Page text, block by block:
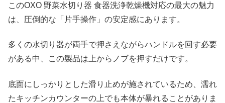
このOXO 野菜水切り器 食器洗浄乾燥機対応の最大の魅力
は、圧倒的な「片手操作」の安定感にあります。
多くの水切り器が両手で押さえながらハンドルを回す必要
がある中、この製品は上からノブを押すだけです。
底面にしっかりとした滑り止めが施されているため、濡れ
たキッチンカウンターの上でも本体が暴れることがありま